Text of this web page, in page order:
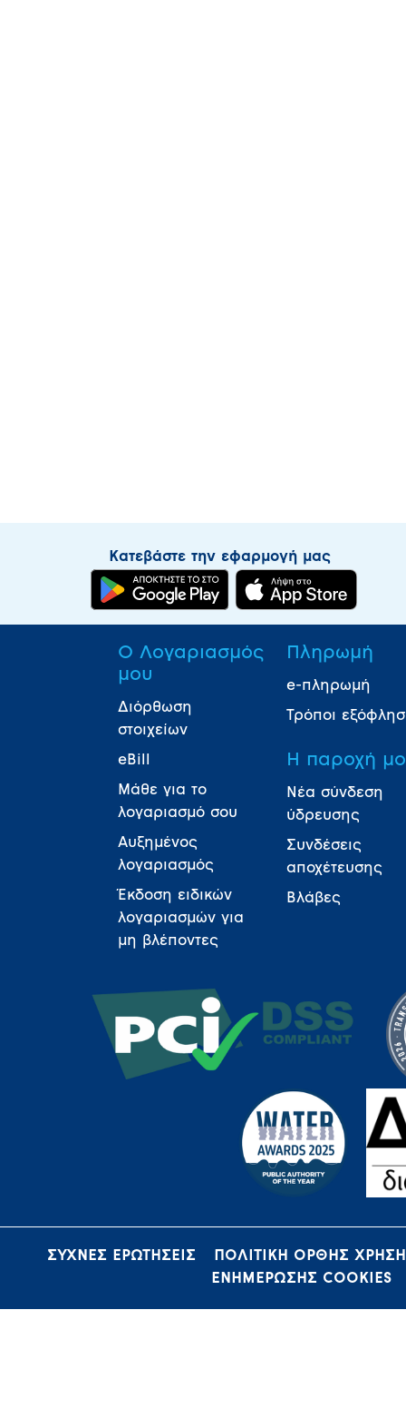
Κατεβάστε την εφαρμογή μας
Ο Λογαριασμός
μου
Διόρθωση
στοιχείων
eBill
Μάθε για το
λογαριασμό σου
Αυξημένος
λογαριασμός
Έκδοση ειδικών
λογαριασμών για
μη βλέποντες
Πληρωμή
e-πληρωμή
Τρόποι
Η παροχή
Νέα σύνδεση
ύδρευσης
Συνδέσεις
αποχέτευσης
Βλάβες
ΣΥΧΝΕΣ ΕΡΩΤΗΣΕΙΣ
ΠΟΛΙΤΙΚΗ ΟΡΘΗΣ
ΕΝΗΜΕΡΩΣΗΣ COOKIES